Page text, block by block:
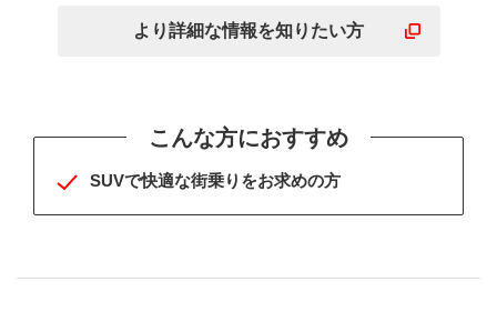
も高速走行も思いのまま
ある走りでよ
より詳細な情報を知りたい方
こんな方におすすめ
SUVで快適な街乗りをお求めの方